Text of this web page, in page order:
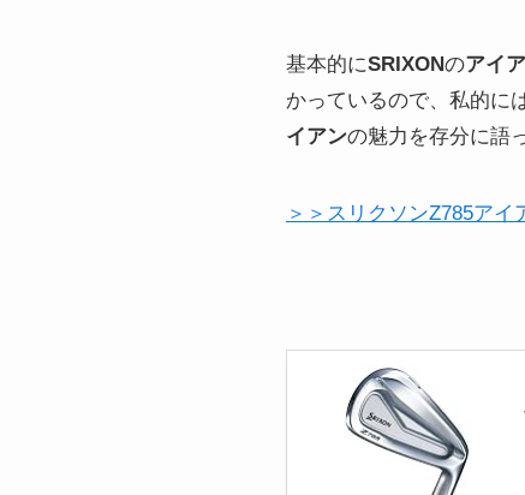
基本的にSRIXONのアイ
かっているので、私的に
イアンの魅力を存分に語
＞＞スリクソンZ785ア